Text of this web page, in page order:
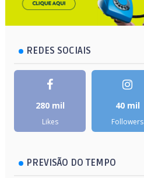
REDES SOCIAIS
280 mil
Likes
40 mil
Followers
PREVISÃO DO TEMPO